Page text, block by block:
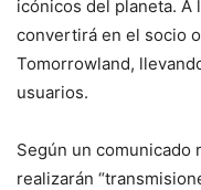
icónicos del planeta. A
convertirá en el socio
Tomorrowland,
usuarios.
Según un comunicado
realizarán